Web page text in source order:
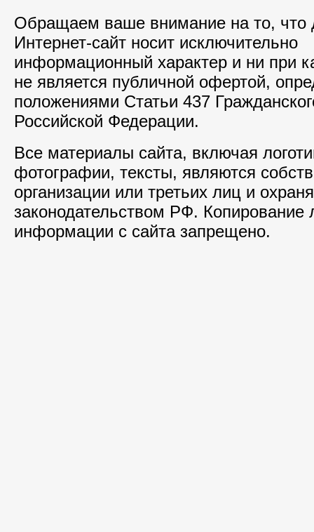
Обращаем ваше внимание на то, что
Интернет-сайт носит исключительно
информационный характер и ни при
не является публичной офертой,
положениями Статьи 437
Российской Федерации.
Все материалы сайта, включая
фотографии, тексты, являются
организации или третьих лиц и
законодательством РФ. Копирование
информации с сайта запрещено.